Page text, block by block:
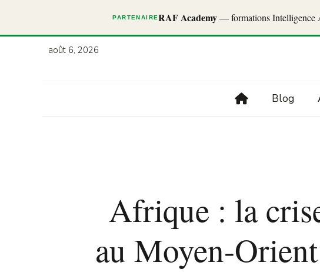
PARTENAIRERAF Academy— formations Intelligence
août 6, 2026
Blog
Afrique : la
au Moyen-